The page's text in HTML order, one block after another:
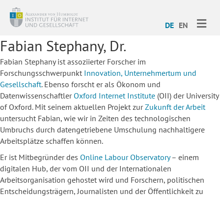
DE EN
Fabian Stephany, Dr.
Fabian Stephany ist assoziierter Forscher im
Forschungsschwerpunkt Innovation, Unternehmertum und
Gesellschaft. Ebenso forscht er als Ökonom und
DatenwissenschaftlerOxford Internet Institute (OII) der University
of Oxford. Mit seinem aktuellen Projekt zurZukunft der Arbeit
untersucht Fabian, wie wir in Zeiten des technologischen
Umbruchs durch datengetriebene Umschulung nachhaltigere
Arbeitsplätze schaffen können.
Er ist Mitbegründer des Online Labour Observatory– einem
digitalen Hub, der vom OII und der Internationalen
Arbeitsorganisation gehostet wird und Forschern, politischen
Entscheidungsträgern, Journalisten und der Öffentlichkeit zu